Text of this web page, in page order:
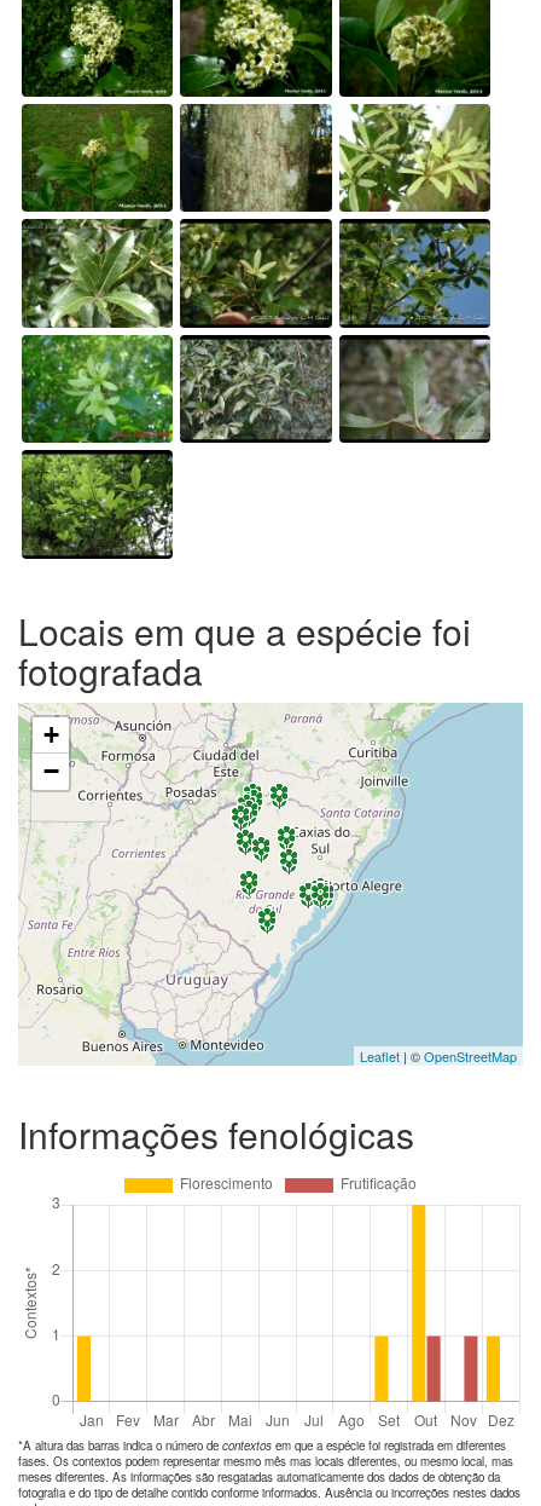
Locais em que a espécie foi
fotografada
+
−
Leaflet | ©OpenStreetMap
Informações fenológicas
*A altura das barras indica o número de contextos em que a espécie foi registrada em diferentes
fases. Os contextos podem representar mesmo mês mas locais diferentes, ou mesmo local, mas
meses diferentes. As informações são resgatadas automaticamente dos dados de obtenção da
fotografia e do tipo de detalhe contido conforme informados. Ausência ou incorreções nestes dados